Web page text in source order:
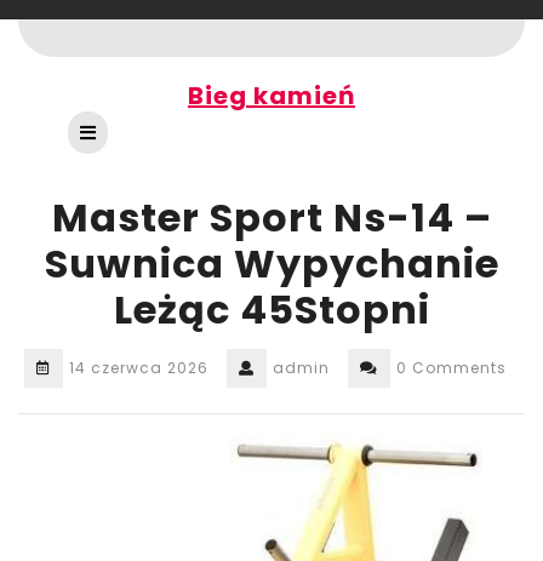
to
content
Bieg kamień
Open
Button
Master Sport Ns-14 –
Suwnica Wypychanie
Leżąc 45Stopni
14 czerwca 2026 admin 0 Comments